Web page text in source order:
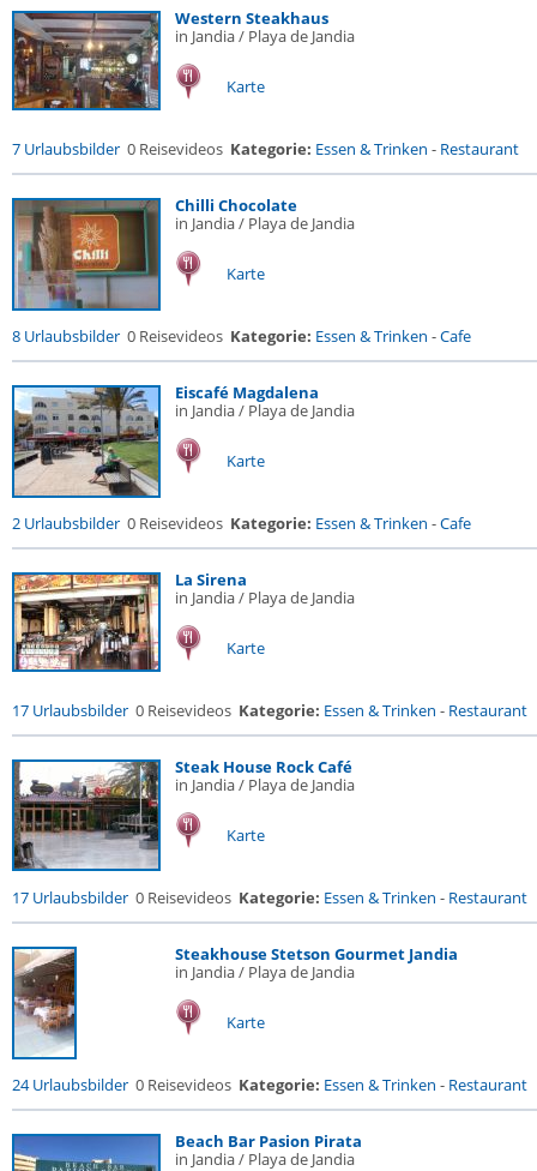
Western Steakhaus
in Jandia / Playa de Jandia
Karte
7 Urlaubsbilder 0 Reisevideos Kategorie: Essen & Trinken - Restaurant
Chilli Chocolate
in Jandia / Playa de Jandia
Karte
8 Urlaubsbilder 0 Reisevideos Kategorie: Essen & Trinken -Cafe
Eiscafé Magdalena
in Jandia / Playa de Jandia
Karte
2 Urlaubsbilder 0 Reisevideos Kategorie: Essen & Trinken -Cafe
La Sirena
in Jandia / Playa de Jandia
Karte
17 Urlaubsbilder 0 Reisevideos Kategorie: Essen & Trinken - Restaurant
Steak House Rock Café
in Jandia / Playa de Jandia
Karte
17 Urlaubsbilder 0 Reisevideos Kategorie: Essen & Trinken - Restaurant
Steakhouse Stetson Gourmet Jandia
in Jandia / Playa de Jandia
Karte
24 Urlaubsbilder 0 Reisevideos Kategorie: Essen & Trinken - Restaurant
Beach Bar Pasion Pirata
in Jandia / Playa de Jandia